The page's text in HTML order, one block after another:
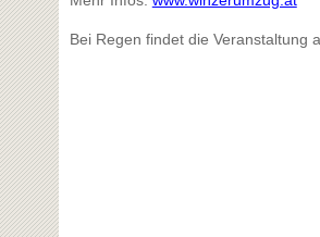
Bei Regen findet die Veranstaltung